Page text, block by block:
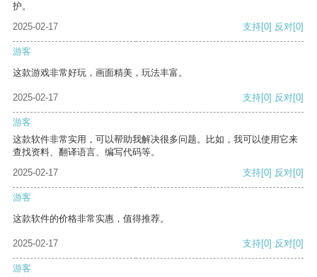
护。
2025-02-17
支持[0] 反对[0]
游客
这款游戏非常好玩，画面精美，玩法丰富。
2025-02-17 支持[0] 反对[0]
游客
这款软件非常实用，可以帮助我解决很多问题。比如，我可以使用它来
查找资料、翻译语言、编写代码等。
2025-02-17
支持[0] 反对[0]
游客
这款软件的价格非常实惠，值得推荐。
2025-02-17 支持[0] 反对[0]
游客